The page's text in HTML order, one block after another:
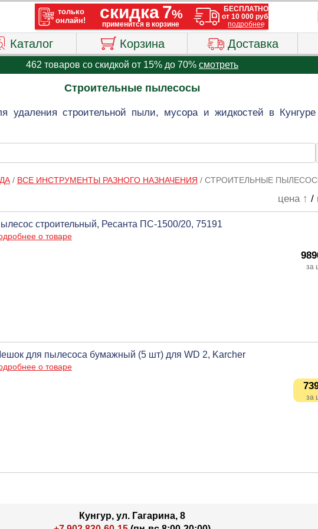
Каталог Корзина Доставка
462 товаров со скидкой от 15% до 70% смотреть
Строительные пылесосы
удаления строительной пыли, мусора и жидкостей в
/ ВСЕ ИНСТРУМЕНТЫ РАЗНОГО НАЗНАЧЕНИЯ / СТРОИТЕЛЬНЫЕ
цена ↑ /
строительный, Ресанта ПС-1500/20, 75191
о товаре
для пылесоса бумажный (5 шт) для WD 2, Karcher
о товаре
Кунгур, ул. Гагарина, 8